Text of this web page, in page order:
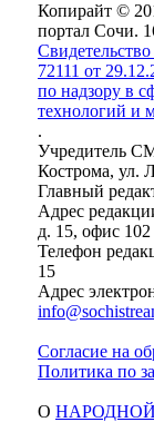
Копирайт ©
портал Сочи.
72111 от
по надзору в
технологий и
.
Учредитель
Кострома, ул.
Главный
Адрес
д. 15, офис 102
Телефон
15
Адрес
Согласие на
Политика по
О